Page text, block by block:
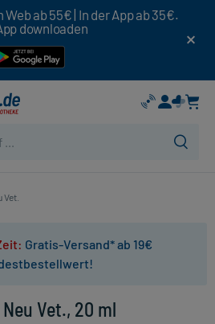
ab 55€ | In der App ab 35€.
downloaden
Gratis-Versand* ab 19€
Vet., 20 ml